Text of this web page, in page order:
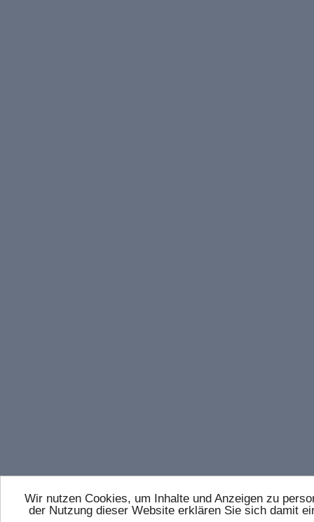
Wir nutzen Cookies, um Inhalte und Anzeigen zu
der Nutzung dieser Website erklären Sie sich damit